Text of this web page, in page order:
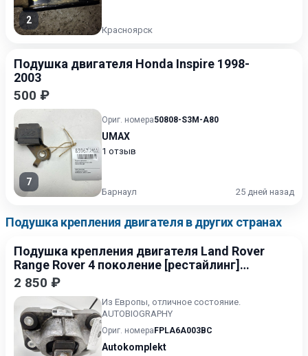
2
Красноярск
Подушка двигателя Honda Inspire 1998-
2003
500 ₽
7
Ориг. номера50808-S3M-A80
UMAX
1 отзыв
Барнаул 25 дней назад
Подушка крепления двигателя в других странах
Подушка крепления двигателя Land Rover
Range Rover 4 поколение [рестайлинг]
2017-2022
2 850 ₽
Из Европы, отличное состояние.
AUTOBIOGRAPHY
Ориг. номера FPLA6A003BC
Autokomplekt